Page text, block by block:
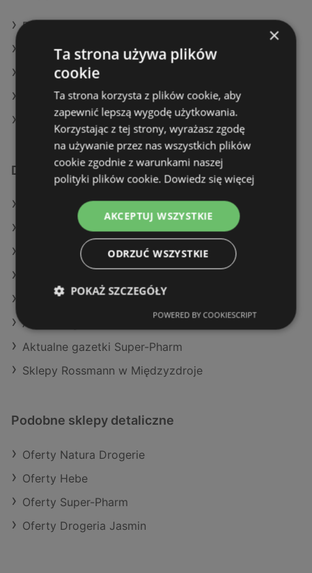
Rossmann w Michałowice
Rossmann w Krasne
Rossmann w Dzierzgoń
Rossmann w Nidzica
Rossmann w Ruciane-Nida
Dodatkowe łącza
Oferty Rossmann
Oferty Natura Drogerie
Oferty Drogeria Jasmin
Aktualne gazetki Drogeria Jasmin
Aktualne gazetki Hebe
Aktualne gazetki Super-Pharm
Sklepy Rossmann w Międzyzdroje
Podobne sklepy detaliczne
Oferty Natura Drogerie
Oferty Hebe
Oferty Super-Pharm
Oferty Drogeria Jasmin
×
Ta strona używa plików
cookie
Ta strona korzysta z plików cookie, aby
zapewnić lepszą wygodę użytkowania.
Korzystając z tej strony, wyrażasz zgodę
na używanie przez nas wszystkich plików
cookie zgodnie z warunkami naszej
polityki plików cookie. Dowiedz się więcej
AKCEPTUJ WSZYSTKIE
ODRZUĆ WSZYSTKIE
POKAŻ SZCZEGÓŁY
POWERED BY COOKIESCRIPT